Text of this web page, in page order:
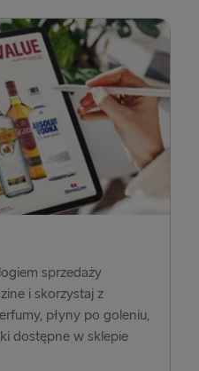
sprzedaży
i skorzystaj z
płyny po goleniu,
dostępne w sklepie